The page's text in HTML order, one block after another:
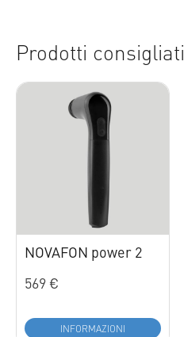
Prodotti consigliati
NOVAFON power 2
569 €
INFORMAZIONI